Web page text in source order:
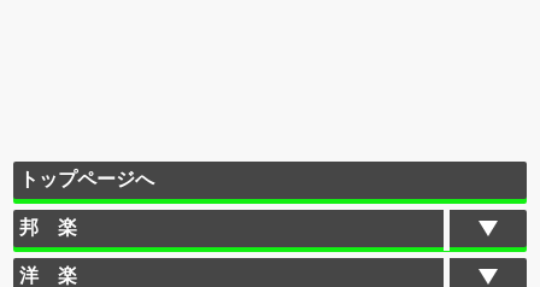
トップページへ
邦 楽
洋 楽